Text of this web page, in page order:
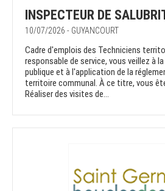
INSPECTEUR DE
10/07/2026 - GUYANCOURT
Cadre d'emplois des Techniciens
responsable de service, vous veillez à
publique et à l'application de la
territoire communal. À ce titre, vous
Réaliser des visites de...